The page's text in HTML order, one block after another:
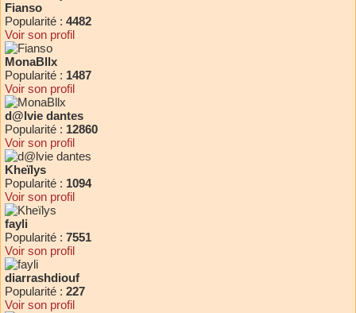
Fianso
Popularité : 4482
Voir son profil
MonaBllx
Popularité : 1487
Voir son profil
d@lvie dantes
Popularité : 12860
Voir son profil
Kheïlys
Popularité : 1094
Voir son profil
fayli
Popularité : 7551
Voir son profil
diarrashdiouf
Popularité : 227
Voir son profil